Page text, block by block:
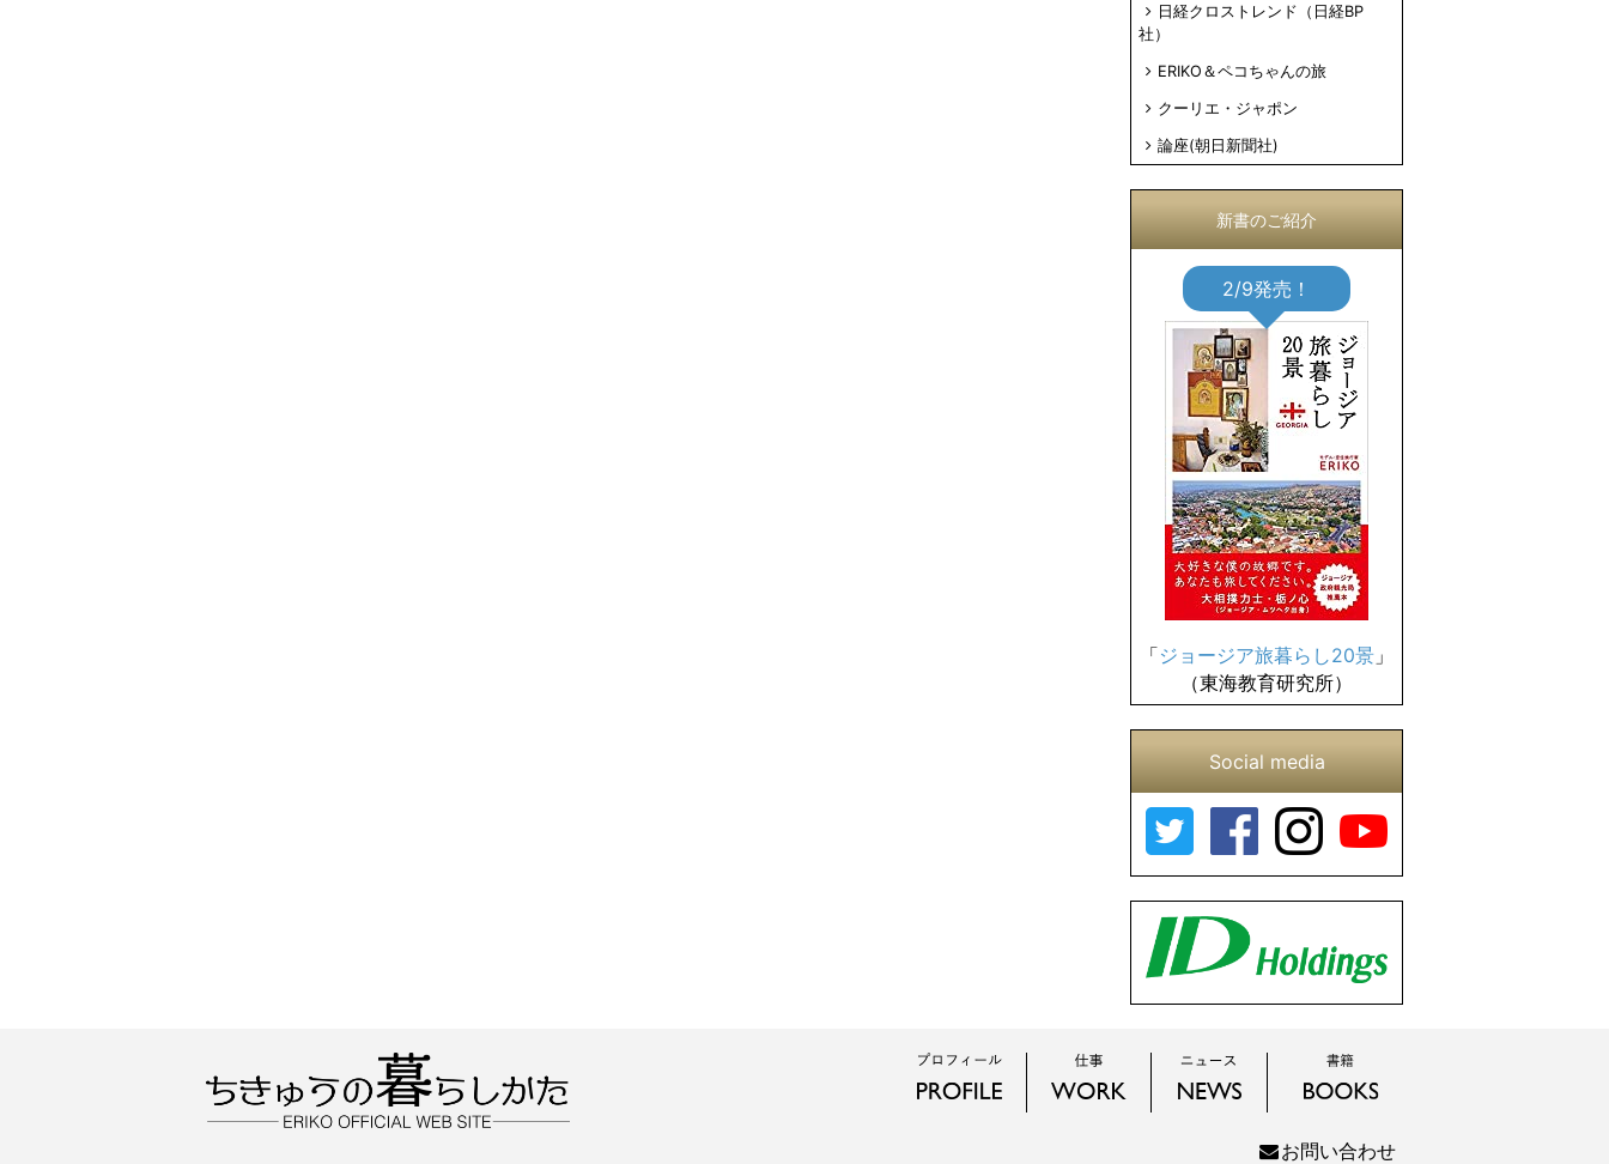
日経クロストレンド（日経BP
社）
ERIKO＆ペコちゃんの旅
クーリエ・ジャポン
論座(朝日新聞社)
新書のご紹介
2/9発売！
「 ジョージア旅暮らし20景 」
（東海教育研究所）
Social media
お問い合わせ